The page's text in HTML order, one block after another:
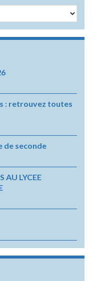
: retrouvez toutes
de seconde
AU LYCEE